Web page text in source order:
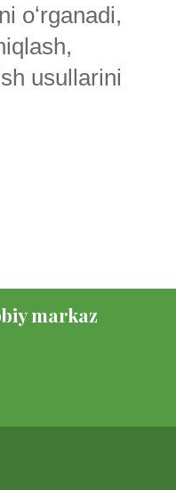
oʻrganadi,
usullarini
markaz